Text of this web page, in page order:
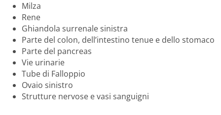
Milza
Rene
Ghiandola surrenale sinistra
Parte del colon, dell’intestino tenue e dello stomaco
Parte del pancreas
Vie urinarie
Tube di Falloppio
Ovaio sinistro
Strutture nervose e vasi sanguigni